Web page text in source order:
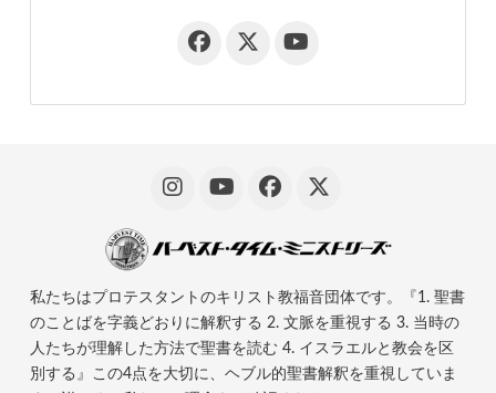
私たちはプロテスタントのキリスト教福音団体です。『1. 聖書
のことばを字義どおりに解釈する 2. 文脈を重視する 3. 当時の
人たちが理解した方法で聖書を読む 4. イスラエルと教会を区
別する』この4点を大切に、ヘブル的聖書解釈を重視していま